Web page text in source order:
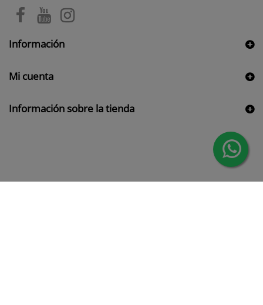
Información
Mi cuenta
Información sobre la tienda